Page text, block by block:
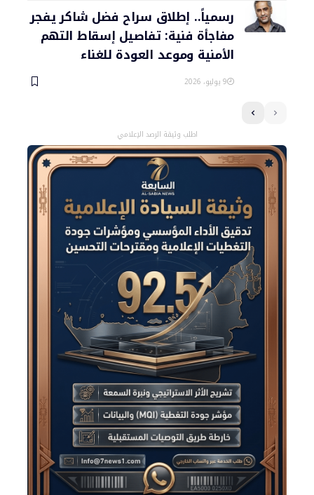
رسمياً.. إطلاق سراح فضل شاكر يفجر
مفاجأة فنية: تفاصيل إسقاط التهم
الأمنية وموعد العودة للغناء
9 يوليو، 2026
اطلب وثيقة الرصد الإعلامي